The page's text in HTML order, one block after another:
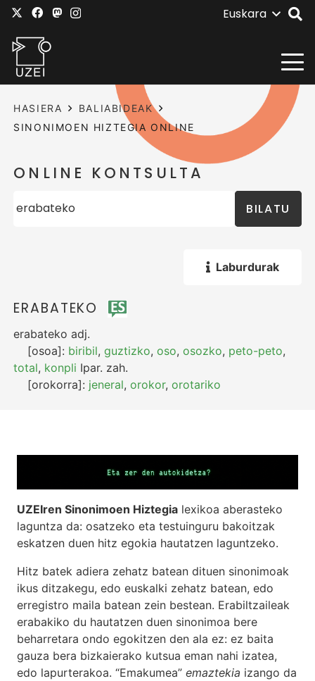
Euskara
HASIERA
BALIABIDEAK
SINONIMOEN HIZTEGIA ONLINE
ONLINE KONTSULTA
BILATU
Laburdurak
ERABATEKO
erabateko adj.
[osoa]: biribil,guztizko,oso,osozko, peto-peto,
total, konpli Ipar. zah.
[orokorra]: jeneral,orokor,orotariko
UZEIren Sinonimoen Hiztegia lexikoa aberasteko
laguntza da: osatzeko eta testuinguru bakoitzak
eskatzen duen hitz egokia hautatzen laguntzeko.
Hitz batek adiera zehatz batean dituen sinonimoak
ikus ditzakegu, edo euskalki zehatz batean, edo
erregistro maila batean zein bestean. Erabiltzaileak
erabakiko du hautatzen duen sinonimoa bere
beharretara ondo egokitzen den ala ez: ez baita
gauza bera bizkaierako kutsua eman nahi izatea,
edo lapurterakoa. “Emakumea” emaztekia izango da